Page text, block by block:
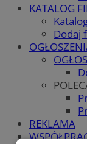
KATALOG
Dodaj
REKLAMA